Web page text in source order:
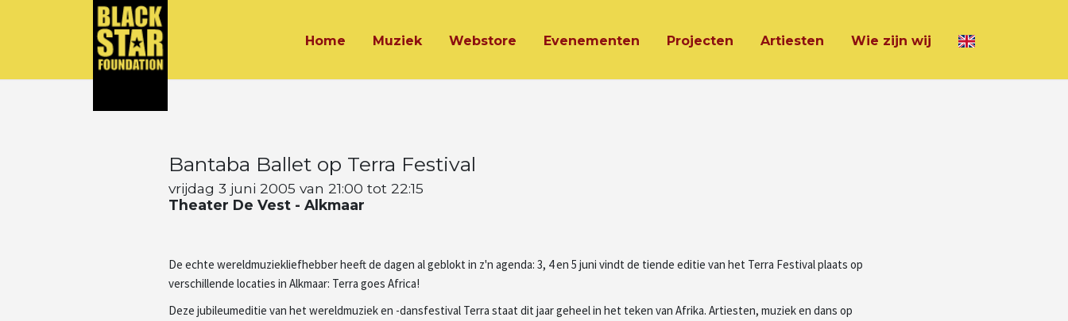
Home Muziek Webstore Evenementen Projecten Artiesten Wie zijn wij
Bantaba Ballet op Terra Festival
vrijdag 3 juni 2005 van 21:00 tot 22:15
Theater De Vest - Alkmaar
De echte wereldmuziekliefhebber heeft de dagen al geblokt in z'n agenda: 3, 4 en 5 juni vindt de tiende editie van het Terra Festival plaats op
verschillende locaties in Alkmaar: Terra goes Africa!
Deze jubileumeditie van het wereldmuziek en -dansfestival Terra staat dit jaar geheel in het teken van Afrika. Artiesten, muziek en dans op